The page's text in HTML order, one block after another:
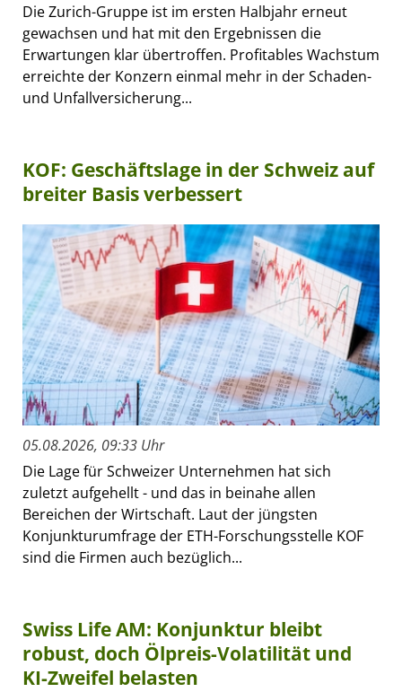
Die Zurich-Gruppe ist im ersten Halbjahr erneut
gewachsen und hat mit den Ergebnissen die
Erwartungen klar übertroffen. Profitables Wachstum
erreichte der Konzern einmal mehr in der Schaden-
und Unfallversicherung...
KOF: Geschäftslage in der Schweiz auf
breiter Basis verbessert
05.08.2026, 09:33 Uhr
Die Lage für Schweizer Unternehmen hat sich
zuletzt aufgehellt - und das in beinahe allen
Bereichen der Wirtschaft. Laut der jüngsten
Konjunkturumfrage der ETH-Forschungsstelle KOF
sind die Firmen auch bezüglich...
Swiss Life AM: Konjunktur bleibt
robust, doch Ölpreis-Volatilität und
KI-Zweifel belasten